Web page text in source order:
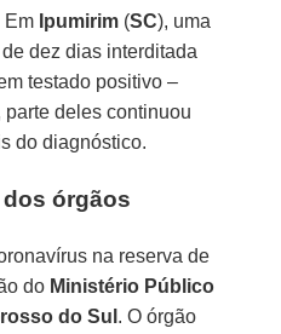
Em Ipumirim (SC), uma
dez dias interditada
testado positivo –
deles continuou
do diagnóstico.
dos órgãos
na reserva de
do Ministério Público
do Sul . O órgão